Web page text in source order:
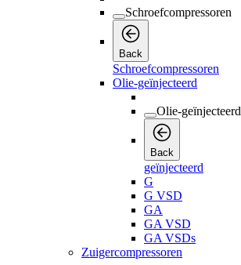
Schroefcompressoren
Back
Schroefcompressoren
Olie-geïnjecteerd
Olie-geïnjecteerd
Back
geïnjecteerd
G
G VSD
GA
GA VSD
GA VSDs
Zuigercompressoren